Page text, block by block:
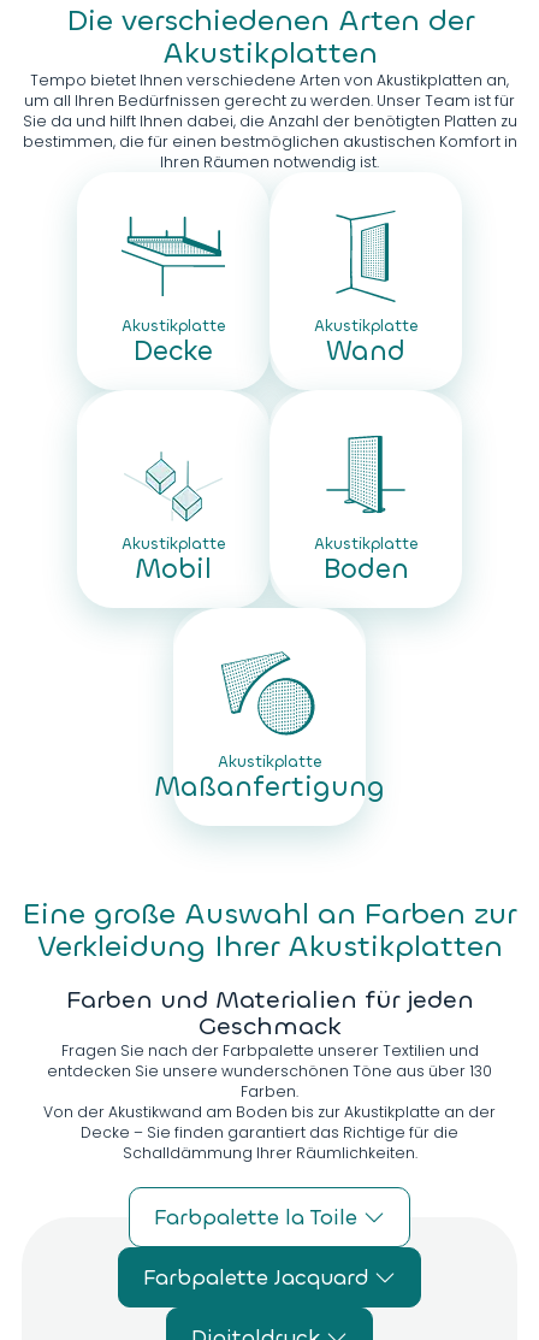
Die verschiedenen Arten der
Akustikplatten
Tempo bietet Ihnen verschiedene Arten von Akustikplatten an,
um all Ihren Bedürfnissen gerecht zu werden. Unser Team ist für
Sie da und hilft Ihnen dabei, die Anzahl der benötigten Platten zu
bestimmen, die für einen bestmöglichen akustischen Komfort in
Ihren Räumen notwendig ist.
Akustikplatte
Decke
Akustikplatte
Wand
Akustikplatte
Mobil
Akustikplatte
Boden
Akustikplatte
Maßanfertigung
Eine große Auswahl an Farben zur
Verkleidung Ihrer Akustikplatten
Farben und Materialien für jeden
Geschmack
Fragen Sie nach der Farbpalette unserer Textilien und
entdecken Sie unsere wunderschönen Töne aus über 130
Farben.
Von der Akustikwand am Boden bis zur Akustikplatte an der
Decke – Sie finden garantiert das Richtige für die
Schalldämmung Ihrer Räumlichkeiten.
Farbpalette la Toile
Farbpalette Jacquard